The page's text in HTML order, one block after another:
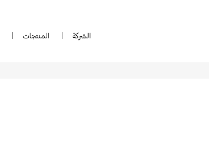
الشركة المنتجات